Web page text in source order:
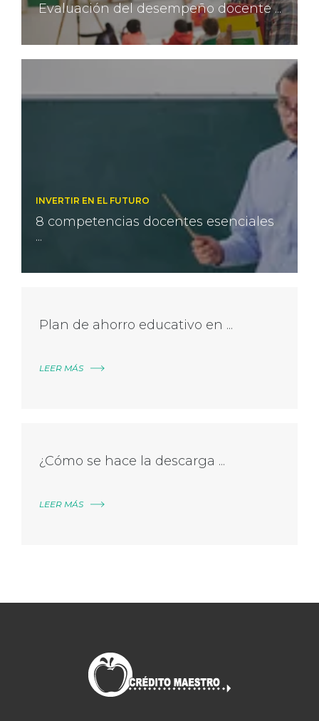
Evaluación del desempeño docente ...
INVERTIR EN EL FUTURO
8 competencias docentes esenciales
...
Plan de ahorro educativo en ...
LEER MÁS
¿Cómo se hace la descarga ...
LEER MÁS